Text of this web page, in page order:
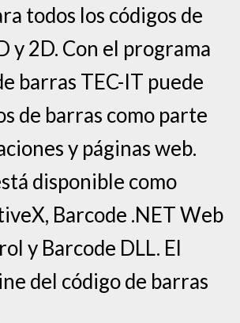
todos los códigos de
y 2D. Con el programa
barras TEC-IT puede
de barras como parte
y páginas web.
disponible como
Barcode .NET Web
y Barcode DLL. El
del código de barras